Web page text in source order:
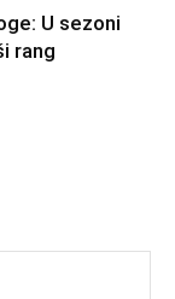
U sezoni
rang